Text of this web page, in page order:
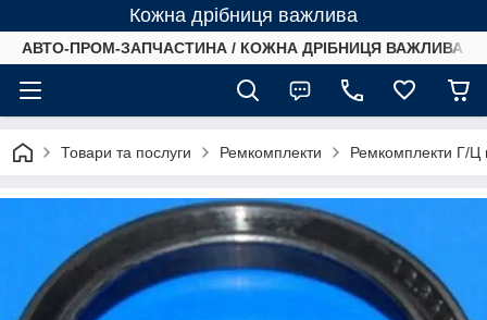
Кожна дрібниця важлива
АВТО-ПРОМ-ЗАПЧАСТИНА / КОЖНА ДРІБНИЦЯ ВАЖЛИВА /
Товари та послуги Ремкомплекти Ремкомплекти Г/Ц